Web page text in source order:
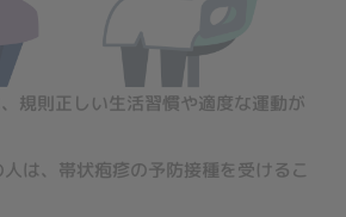
規則正しい生活習慣や適度な運動が
は、帯状疱疹の予防接種を受けるこ